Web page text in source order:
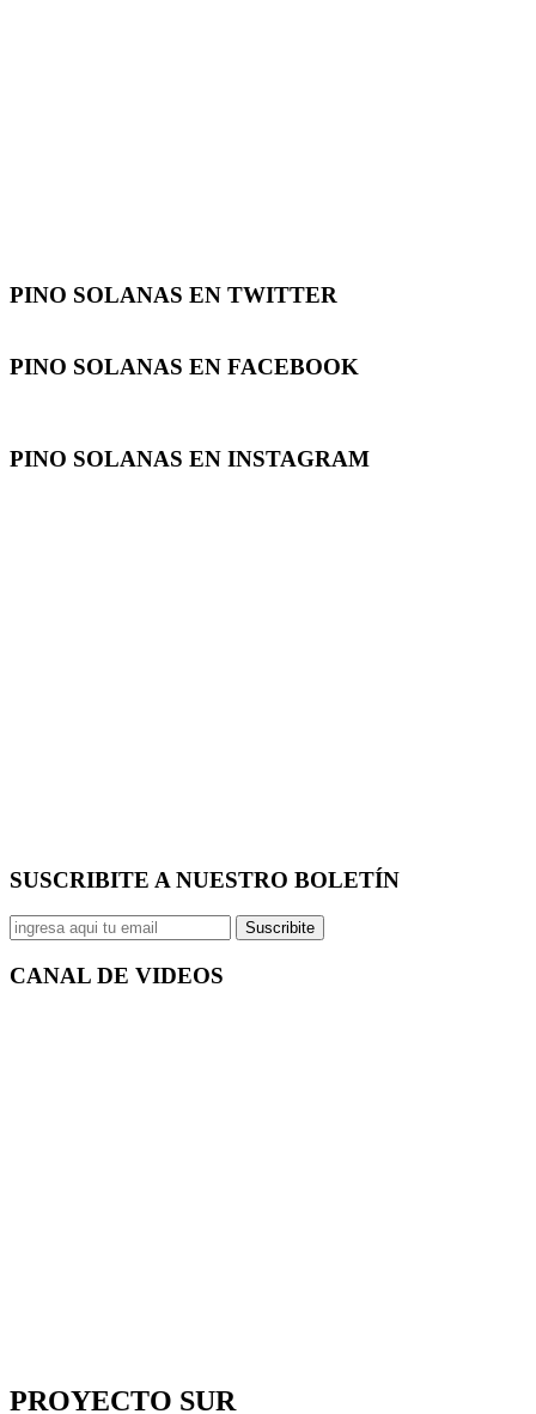
PINO SOLANAS EN TWITTER
PINO SOLANAS EN FACEBOOK
PINO SOLANAS EN INSTAGRAM
SUSCRIBITE A NUESTRO BOLETÍN
Suscribite
CANAL DE VIDEOS
PROYECTO SUR